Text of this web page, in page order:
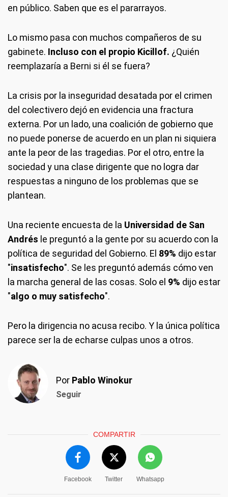
en público. Saben que es el pararrayos.
Lo mismo pasa con muchos compañeros de su
gabinete. Incluso con el propio Kicillof. ¿Quién
reemplazaría a Berni si él se fuera?
La crisis por la inseguridad desatada por el crimen
del colectivero dejó en evidencia una fractura
externa. Por un lado, una coalición de gobierno que
no puede ponerse de acuerdo en un plan ni siquiera
ante la peor de las tragedias. Por el otro, entre la
sociedad y una clase dirigente que no logra dar
respuestas a ninguno de los problemas que se
plantean.
Una reciente encuesta de la Universidad de San
Andrés le preguntó a la gente por su acuerdo con la
política de seguridad del Gobierno. El 89% dijo estar
"insatisfecho". Se les preguntó además cómo ven
la marcha general de las cosas. Solo el 9% dijo estar
"algo o muy satisfecho".
Pero la dirigencia no acusa recibo. Y la única política
parece ser la de echarse culpas unos a otros.
Por Pablo Winokur
Seguir
COMPARTIR
Facebook Twitter Whatsapp